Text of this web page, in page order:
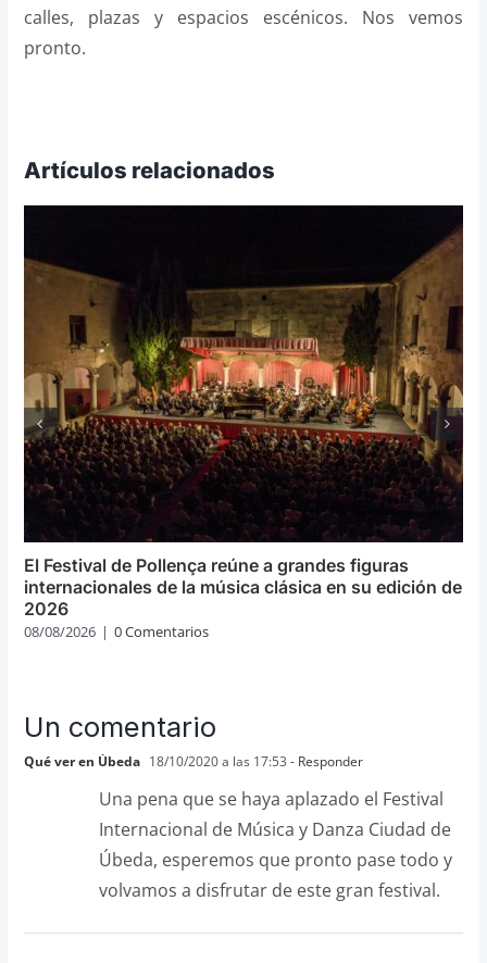
calles, plazas y espacios escénicos. Nos vemos
pronto.
Artículos relacionados
El Festival de Pollença reúne a grandes figuras
internacionales de la música clásica en su edición de
2026
08/08/2026 | 0 Comentarios
Un comentario
Qué ver en Úbeda 18/10/2020 a las 17:53 - Responder
Una pena que se haya aplazado el Festival
Internacional de Música y Danza Ciudad de
Úbeda, esperemos que pronto pase todo y
volvamos a disfrutar de este gran festival.